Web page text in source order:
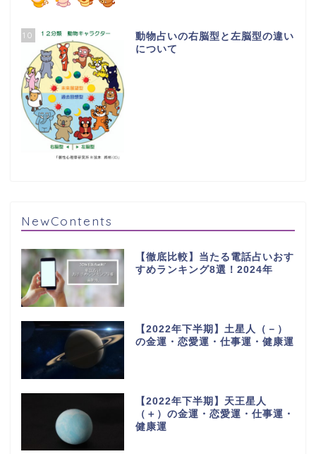
10
動物占いの右脳型と左脳型の違い
について
NewContents
【徹底比較】当たる電話占いおす
すめランキング8選！2024年
【2022年下半期】土星人（－）
の金運・恋愛運・仕事運・健康運
【2022年下半期】天王星人
（＋）の金運・恋愛運・仕事運・
健康運